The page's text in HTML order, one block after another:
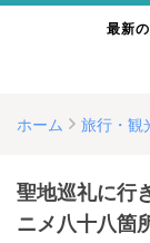
最新
ホーム 旅行・観
聖地巡礼に行
ニメ八十八箇